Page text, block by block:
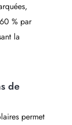
% par
la
de
permet